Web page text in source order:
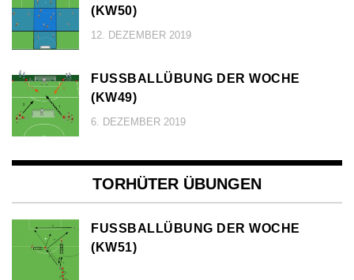
KW50)
12. DEZEMBER 2019
FUSSBALLÜBUNG DER WOCHE (
KW49)
6. DEZEMBER 2019
TORHÜTER ÜBUNGEN
FUSSBALLÜBUNG DER WOCHE (
KW51)